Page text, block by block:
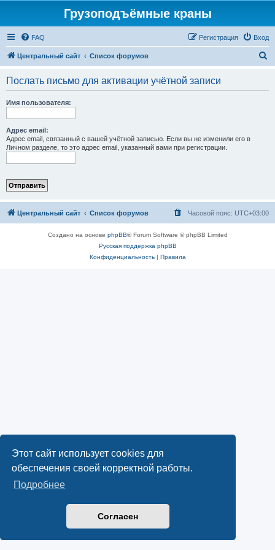
Этот сайт использует cookies для
обеспечения своей корректной работы.
Подробнее
Согласен
Грузоподъёмные краны
FAQ Вход
Регистрация
Центральный сайт Список форумов
Послать письмо для активации учётной записи
Имя пользователя:
Адрес email:
Адрес email, связанный с вашей учётной записью. Если вы не изменили его в
Личном разделе, то это адрес email, указанный вами при регистрации.
Центральный сайт Список форумов Часовой пояс: UTC+03:00
Создано на основе phpBB® Forum Software © phpBB Limited
Русская поддержка phpBB
Конфиденциальность| Правила